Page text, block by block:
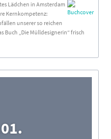
Lädchen in Amsterdam
Kernkompetenz:
unserer so reichen
Buch „Die Mülldesignerin“ frisch